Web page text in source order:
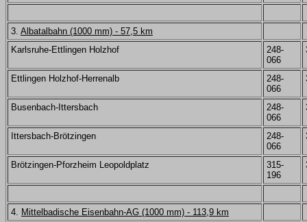
3. Albatalbahn (1000 mm) - 57,5 km
Karlsruhe-Ettlingen Holzhof
248-
066
Ettlingen Holzhof-Herrenalb
248-
066
Busenbach-Ittersbach
248-
066
Ittersbach-Brötzingen
248-
066
Brötzingen-Pforzheim Leopoldplatz
315-
196
4. Mittelbadische Eisenbahn-AG (1000 mm) - 113,9 km